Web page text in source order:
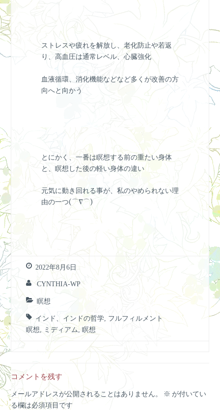
ストレスや疲れを解放し、老化防止や若返
り、高血圧は通常レベル、心臓強化
血液循環、消化機能などなど多くが改善の方
向へと向かう
とにかく、一番は瞑想する前の重たい身体
と、瞑想した後の軽い身体の違い
元気に動き回れる事が、私のやめられない理
由の一つ(⌒∇⌒)
2022年8月6日
CYNTHIA-WP
瞑想
インド、インドの哲学
フルフィルメント
瞑想
ミディアム,瞑想
コメントを残す
メールアドレスが公開されることはありません。 ※ が付いてい
る欄は必須項目です